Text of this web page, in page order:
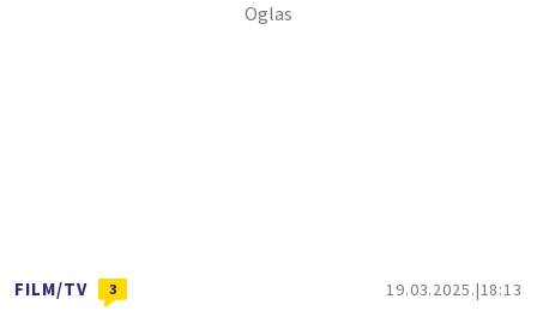
FILM/TV 3 19.03.2025. 18:13